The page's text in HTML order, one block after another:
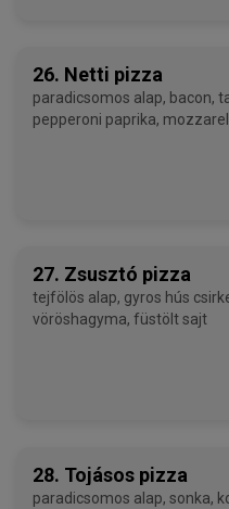
26. Netti pizza
paradicsomos alap, bacon, tarja, csípős
27. Zsusztó pizza
tejfölös alap, gyros hús csirkemellből,
vöröshagyma, füstölt sajt
28. Tojásos pizza
paradicsomos alap, sonka, kolbász,